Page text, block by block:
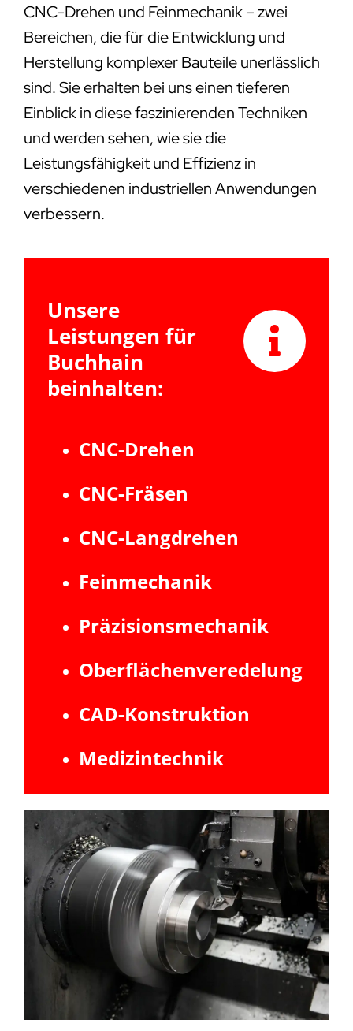
CNC-Drehen und Feinmechanik – zwei
Bereichen, die für die Entwicklung und
Herstellung komplexer Bauteile unerlässlich
sind. Sie erhalten bei uns einen tieferen
Einblick in diese faszinierenden Techniken
und werden sehen, wie sie die
Leistungsfähigkeit und Effizienz in
verschiedenen industriellen Anwendungen
verbessern.
Unsere
Leistungen für
Buchhain
beinhalten:
CNC-Drehen
CNC-Fräsen
CNC-Langdrehen
Feinmechanik
Präzisionsmechanik
Oberflächenveredelung
CAD-Konstruktion
Medizintechnik